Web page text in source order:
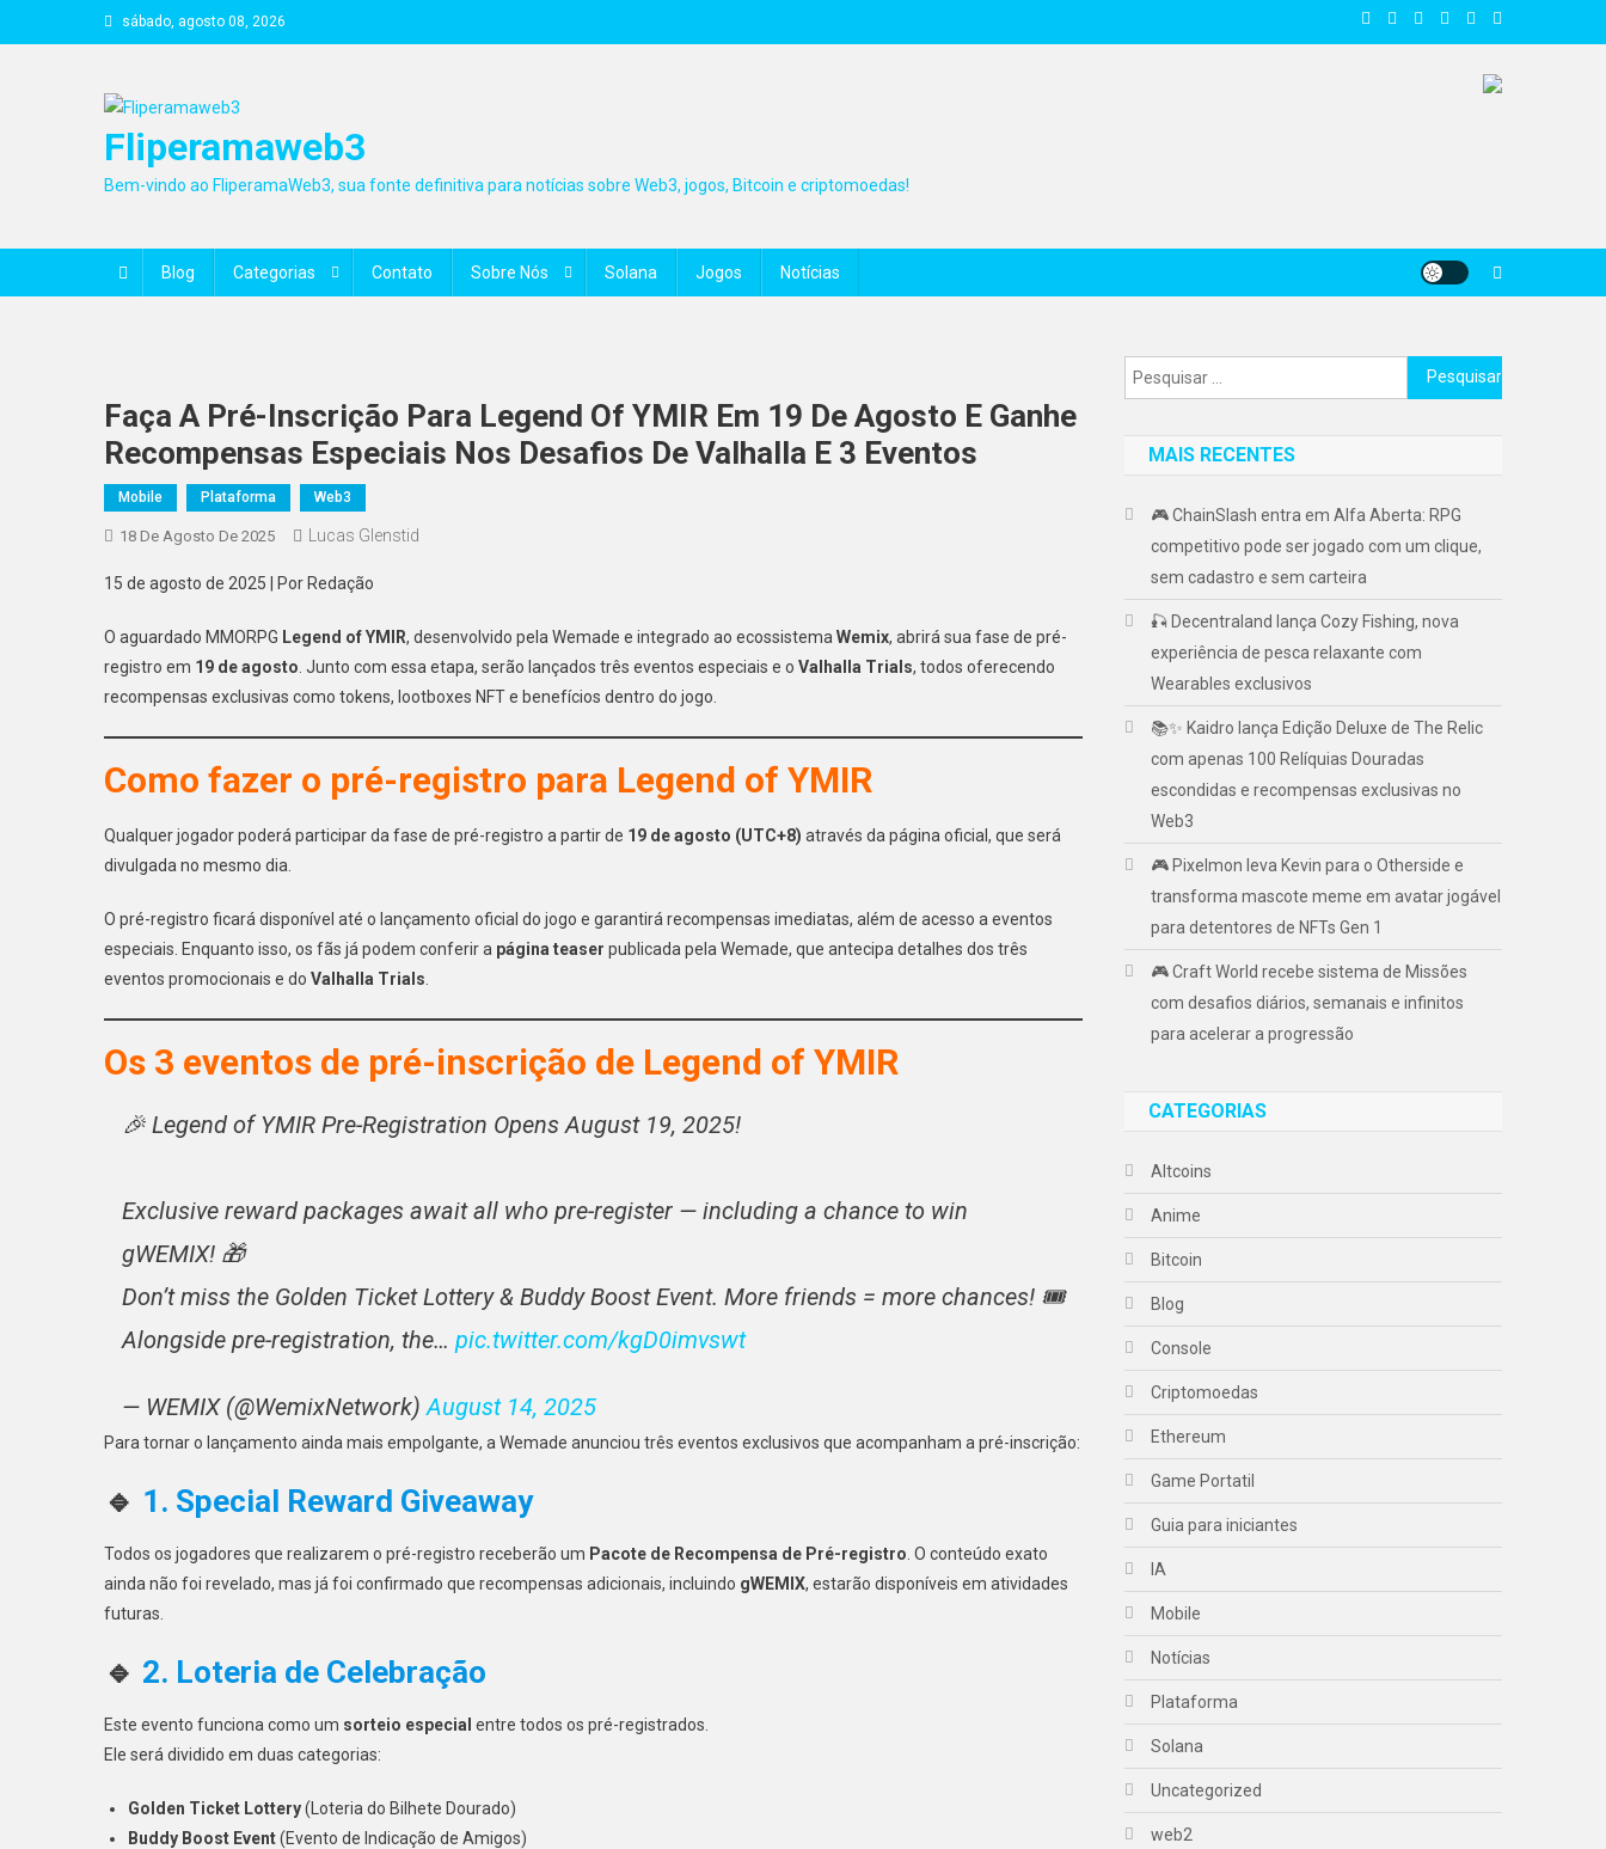
to
sábado, agosto 08, 2026
Fliperamaweb3
Bem-vindo ao FliperamaWeb3, sua fonte definitiva para notícias sobre Web3, jogos, Bitcoin e criptomoedas!
Blog Categorias Contato Sobre Nós Solana Jogos Notícias
Faça A Pré-Inscrição Para Legend Of YMIR Em 19 De Agosto E Ganhe
Recompensas Especiais Nos Desafios De Valhalla E 3 Eventos
Mobile Plataforma Web3
18 De Agosto De 2025 Lucas Glenstid
15 de agosto de 2025 | Por Redação
O aguardado MMORPG Legend of YMIR, desenvolvido pela Wemade e integrado ao ecossistema Wemix, abrirá sua fase de pré-
registro em 19 de agosto . Junto com essa etapa, serão lançados três eventos especiais e o Valhalla Trials, todos oferecendo
recompensas exclusivas como tokens, lootboxes NFT e benefícios dentro do jogo.
Como fazer o pré-registro para Legend of YMIR
Qualquer jogador poderá participar da fase de pré-registro a partir de 19 de agosto (UTC+8) através da página oficial, que será
divulgada no mesmo dia.
O pré-registro ficará disponível até o lançamento oficial do jogo e garantirá recompensas imediatas, além de acesso a eventos
especiais. Enquanto isso, os fãs já podem conferir a página teaser publicada pela Wemade, que antecipa detalhes dos três
eventos promocionais e do Valhalla Trials
Os 3 eventos de pré-inscrição de Legend of YMIR
🎉 Legend of YMIR Pre-Registration Opens August 19, 2025!
Exclusive reward packages await all who pre-register — including a chance to win
gWEMIX! 🎁
Don’t miss the Golden Ticket Lottery & Buddy Boost Event. More friends = more chances! 🎟
Alongside pre-registration, the… pic.twitter.com/kgD0imvswt
— WEMIX (@WemixNetwork) August 14, 2025
Para tornar o lançamento ainda mais empolgante, a Wemade anunciou três eventos exclusivos que acompanham a pré-inscrição:
🔹 1. Special Reward Giveaway
Todos os jogadores que realizarem o pré-registro receberão um Pacote de Recompensa de Pré-registro . O conteúdo exato
ainda não foi revelado, mas já foi confirmado que recompensas adicionais, incluindo gWEMIX, estarão disponíveis em atividades
futuras.
🔹 2. Loteria de Celebração
Este evento funciona como um sorteio especial entre todos os pré-registrados.
Ele será dividido em duas categorias:
Golden Ticket Lottery(Loteria do Bilhete Dourado)
Buddy Boost Event(Evento de Indicação de Amigos)
Pesquisar
por:
MAIS RECENTES
🎮 ChainSlash entra em Alfa Aberta: RPG
competitivo pode ser jogado com um clique,
sem cadastro e sem carteira
🎣 Decentraland lança Cozy Fishing, nova
experiência de pesca relaxante com
Wearables exclusivos
📚✨ Kaidro lança Edição Deluxe de The Relic
com apenas 100 Relíquias Douradas
escondidas e recompensas exclusivas no
Web3
🎮 Pixelmon leva Kevin para o Otherside e
transforma mascote meme em avatar jogável
para detentores de NFTs Gen 1
🎮 Craft World recebe sistema de Missões
com desafios diários, semanais e infinitos
para acelerar a progressão
CATEGORIAS
Altcoins
Anime
Bitcoin
Blog
Console
Criptomoedas
Ethereum
Game Portatil
Guia para iniciantes
IA
Mobile
Notícias
Plataforma
Solana
Uncategorized
web2